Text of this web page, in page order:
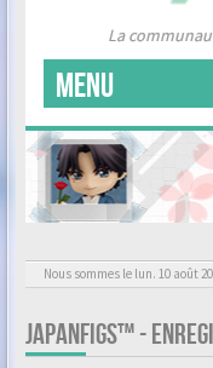
La
MENU
Nous sommes le lun. 10 août
JAPANFIGS™ -